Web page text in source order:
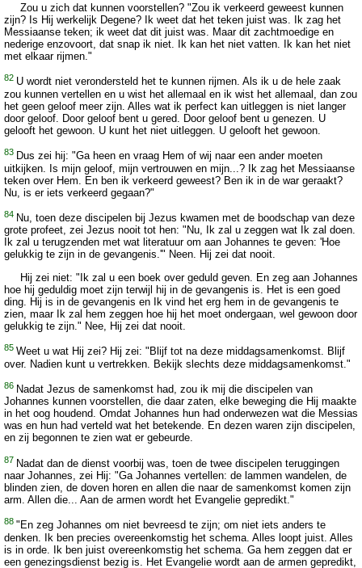
Zou u zich dat kunnen voorstellen? "Zou ik verkeerd geweest kunnen
zijn? Is Hij werkelijk Degene? Ik weet dat het teken juist was. Ik zag het
Messiaanse teken; ik weet dat dit juist was. Maar dit zachtmoedige en
nederige enzovoort, dat snap ik niet. Ik kan het niet vatten. Ik kan het niet
met elkaar rijmen."
82 U wordt niet verondersteld het te kunnen rijmen. Als ik u de hele zaak
zou kunnen vertellen en u wist het allemaal en ik wist het allemaal, dan zou
het geen geloof meer zijn. Alles wat ik perfect kan uitleggen is niet langer
door geloof. Door geloof bent u gered. Door geloof bent u genezen. U
gelooft het gewoon. U kunt het niet uitleggen. U gelooft het gewoon.
83 Dus zei hij: "Ga heen en vraag Hem of wij naar een ander moeten
uitkijken. Is mijn geloof, mijn vertrouwen en mijn...? Ik zag het Messiaanse
teken over Hem. En ben ik verkeerd geweest? Ben ik in de war geraakt?
Nu, is er iets verkeerd gegaan?"
84 Nu, toen deze discipelen bij Jezus kwamen met de boodschap van deze
grote profeet, zei Jezus nooit tot hen: "Nu, Ik zal u zeggen wat Ik zal doen.
Ik zal u terugzenden met wat literatuur om aan Johannes te geven: 'Hoe
gelukkig te zijn in de gevangenis.'" Neen. Hij zei dat nooit.
Hij zei niet: "Ik zal u een boek over geduld geven. En zeg aan Johannes
hoe hij geduldig moet zijn terwijl hij in de gevangenis is. Het is een goed
ding. Hij is in de gevangenis en Ik vind het erg hem in de gevangenis te
zien, maar Ik zal hem zeggen hoe hij het moet ondergaan, wel gewoon door
gelukkig te zijn." Nee, Hij zei dat nooit.
85 Weet u wat Hij zei? Hij zei: "Blijf tot na deze middagsamenkomst. Blijf
over. Nadien kunt u vertrekken. Bekijk slechts deze middagsamenkomst."
86 Nadat Jezus de samenkomst had, zou ik mij die discipelen van
Johannes kunnen voorstellen, die daar zaten, elke beweging die Hij maakte
in het oog houdend. Omdat Johannes hun had onderwezen wat die Messias
was en hun had verteld wat het betekende. En dezen waren zijn discipelen,
en zij begonnen te zien wat er gebeurde.
87 Nadat dan de dienst voorbij was, toen de twee discipelen teruggingen
naar Johannes, zei Hij: "Ga Johannes vertellen: de lammen wandelen, de
blinden zien, de doven horen en allen die naar de samenkomst komen zijn
arm. Allen die... Aan de armen wordt het Evangelie gepredikt."
88 "En zeg Johannes om niet bevreesd te zijn; om niet iets anders te
denken. Ik ben precies overeenkomstig het schema. Alles loopt juist. Alles
is in orde. Ik ben juist overeenkomstig het schema. Ga hem zeggen dat er
een genezingsdienst bezig is. Het Evangelie wordt aan de armen gepredikt,